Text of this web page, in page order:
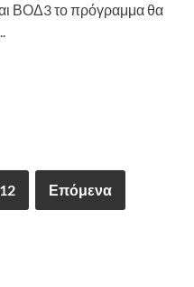
ΒΟΔ3 το πρόγραμμα θα
12 Επόμενα